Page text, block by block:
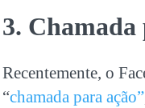
3.
Recentemente, o
“chamada para ação”